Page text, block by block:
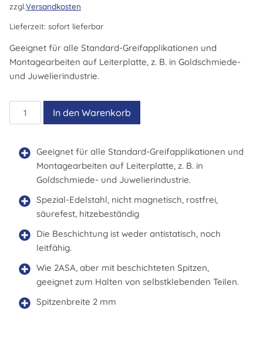
zzgl.Versandkosten
Lieferzeit: sofort lieferbar
Geeignet für alle Standard-Greifapplikationen und
Montagearbeiten auf Leiterplatte, z. B. in Goldschmiede-
und Juwelierindustrie.
2ASARU
Menge
In den Warenkorb
Geeignet für alle Standard-Greifapplikationen und
Montagearbeiten auf Leiterplatte, z. B. in
Goldschmiede- und Juwelierindustrie.
Spezial-Edelstahl, nicht magnetisch, rostfrei,
säurefest, hitzebeständig
Die Beschichtung ist weder antistatisch, noch
leitfähig.
Wie 2ASA, aber mit beschichteten Spitzen,
geeignet zum Halten von selbstklebenden Teilen.
Spitzenbreite 2 mm